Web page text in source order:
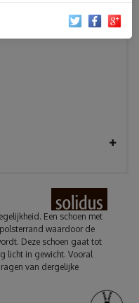
Een schoen met
waardoor de
Deze schoen gaat tot
licht in gewicht. Vooral
van dergelijke